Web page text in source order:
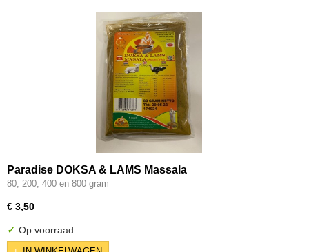
Paradise DOKSA & LAMS Massala
80, 200, 400 en 800 gram
€ 3,50
✓ Op voorraad